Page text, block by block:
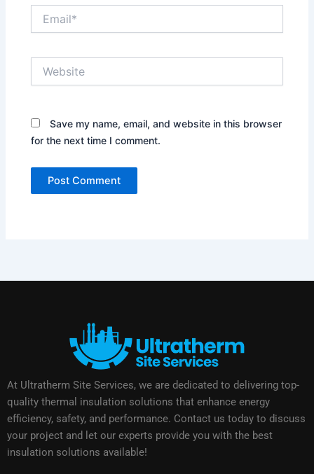
Save my name, email, and website in this browser
for the next time I comment.
At Ultratherm Site Services, we are dedicated to delivering top-
quality thermal insulation solutions that enhance energy
efficiency, safety, and performance. Contact us today to discuss
your project and let our experts provide you with the best
insulation solutions available!